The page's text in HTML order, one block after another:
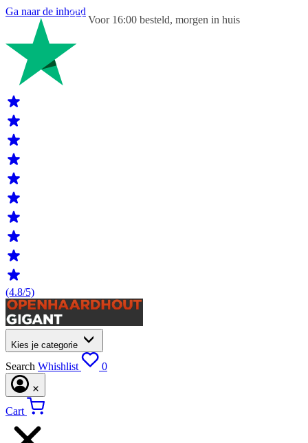
Ga naar de inhoud
Voor 16:00 besteld, morgen in huis
(4.8/5)
Kies je categorie
Search Whishlist 0
Cart